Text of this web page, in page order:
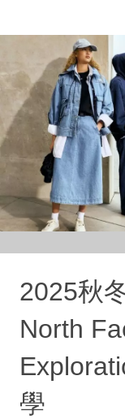
2025秋
North
學